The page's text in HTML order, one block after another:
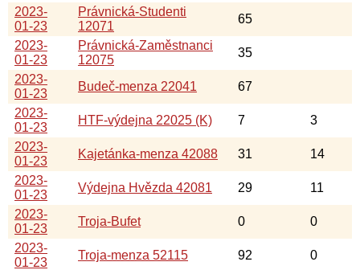
2023-
01-23
Právnická-Studenti
12071
65
2023-
01-23
Právnická-Zaměstnanci
12075
35
2023-
01-23
Budeč-menza 22041
67
2023-
01-23
HTF-výdejna 22025 (K) 7
3
2023-
01-23
Kajetánka-menza 42088 31
14
2023-
01-23
Výdejna Hvězda 42081 29
11
2023-
01-23
Troja-Bufet 0
0
2023-
01-23
Troja-menza 52115 92
0